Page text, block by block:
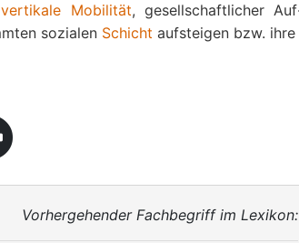
vertikale Mobilität, gesellschaftlicher
sozialen Schicht aufsteigen bzw.
Vorhergehender Fachbegriff im Lexikon: